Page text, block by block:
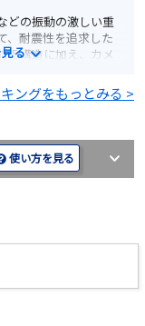
どの振動の激しい重
、耐震性を追求した
振構造に加え、カメ
載した特殊防振構造
テムで、デジタル処
る
る
ングをもっとみる >
使い方を見る